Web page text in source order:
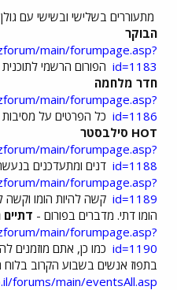
מתעוררים בשלישי ובשישי עם גולן
הבוקר
main/forumpage.asp?
id=1183 הפורום הרשמי
חדר מלחמה
main/forumpage.asp?
id=1186 כל הפרטים על מסיבות
HOT סילבסטר
main/forumpage.asp?
id=1188 דנים ומתעדכנים
main/forumpage.asp?
id=1189 קשה להיות הומו וקשה
הומו דתי. מדברים בפורום - דתיים
main/forumpage.asp?
id=1190 כמו כן, אתם מוזמנים
בתפוז אנשים בשבוע הקרוב בלוח
forums/main/eventsAll.asp